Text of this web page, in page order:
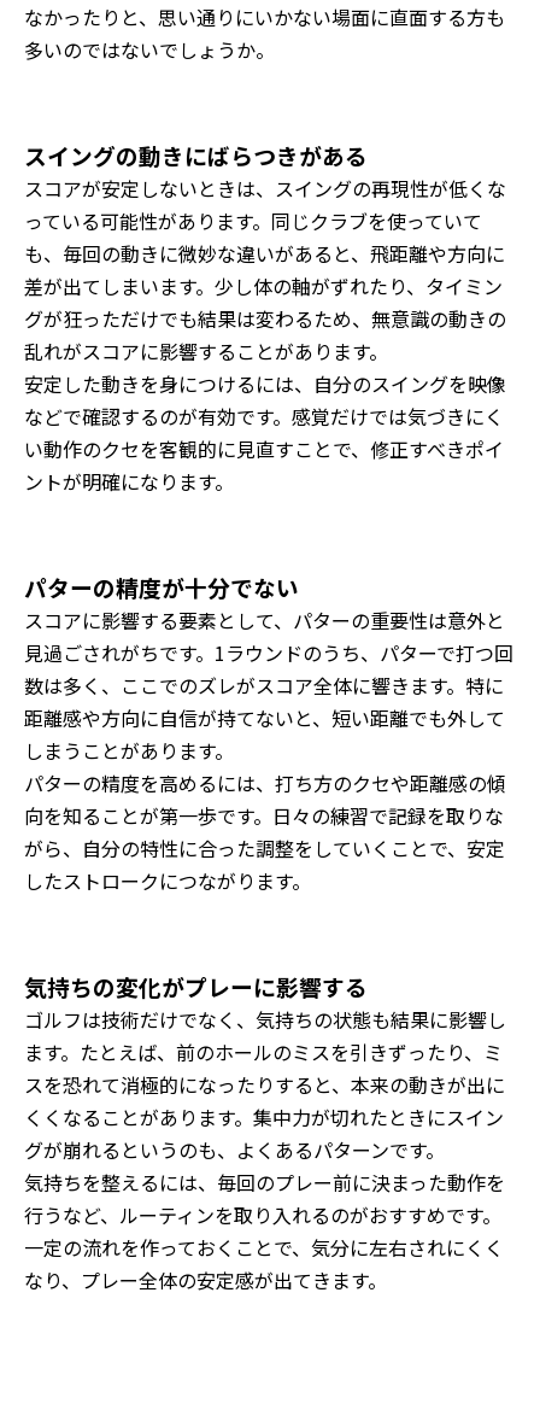
なかったりと、思い通りにいかない場面に直面する方も
多いのではないでしょうか。
スイングの動きにばらつきがある
スコアが安定しないときは、スイングの再現性が低くな
っている可能性があります。同じクラブを使っていて
も、毎回の動きに微妙な違いがあると、飛距離や方向に
差が出てしまいます。少し体の軸がずれたり、タイミン
グが狂っただけでも結果は変わるため、無意識の動きの
乱れがスコアに影響することがあります。
安定した動きを身につけるには、自分のスイングを映像
などで確認するのが有効です。感覚だけでは気づきにく
い動作のクセを客観的に見直すことで、修正すべきポイ
ントが明確になります。
パターの精度が十分でない
スコアに影響する要素として、パターの重要性は意外と
見過ごされがちです。1ラウンドのうち、パターで打つ回
数は多く、ここでのズレがスコア全体に響きます。特に
距離感や方向に自信が持てないと、短い距離でも外して
しまうことがあります。
パターの精度を高めるには、打ち方のクセや距離感の傾
向を知ることが第一歩です。日々の練習で記録を取りな
がら、自分の特性に合った調整をしていくことで、安定
したストロークにつながります。
気持ちの変化がプレーに影響する
ゴルフは技術だけでなく、気持ちの状態も結果に影響し
ます。たとえば、前のホールのミスを引きずったり、ミ
スを恐れて消極的になったりすると、本来の動きが出に
くくなることがあります。集中力が切れたときにスイン
グが崩れるというのも、よくあるパターンです。
気持ちを整えるには、毎回のプレー前に決まった動作を
行うなど、ルーティンを取り入れるのがおすすめです。
一定の流れを作っておくことで、気分に左右されにくく
なり、プレー全体の安定感が出てきます。